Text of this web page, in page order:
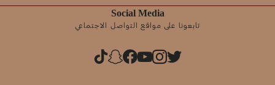
Social Media
تابعونا على مواقع التواصل الاجتماعي